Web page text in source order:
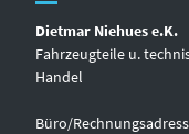
Dietmar Niehues e.K.
Fahrzeugteile u.
Handel
Büro/